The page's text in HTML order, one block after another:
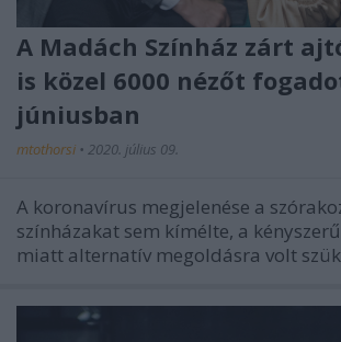
A Madách Színház zárt
is közel 6000 nézőt
júniusban
mtothorsi • 2020. július 09.
A koronavírus megjelenése a
színházakat sem kímélte, a
miatt alternatív megoldásra volt